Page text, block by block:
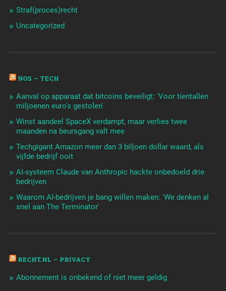
Straf(proces)recht
Uncategorized
NOS – TECH
Aanval op apparaat dat bitcoins beveiligt: 'Voor tientallen
miljoenen euro's gestolen'
Winst aandeel SpaceX verdampt, maar verlies twee
maanden na beursgang valt mee
Techgigant Amazon meer dan 3 biljoen dollar waard, als
vijfde bedrijf ooit
AI-systeem Claude van Anthropic hackte onbedoeld drie
bedrijven
Waarom AI-bedrijven je bang willen maken: 'We denken al
snel aan The Terminator'
RECHT.NL – PRIVACY
Abonnement is onbekend of niet meer geldig